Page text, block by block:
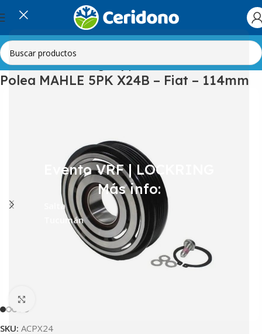
Evento VRF | LOCKRING
Más info:
Salta
Tucumán
Inicio Automotor Embragues y poleas
Polea MAHLE 5PK X24B – Fiat – 114mm
SKU: ACPX24